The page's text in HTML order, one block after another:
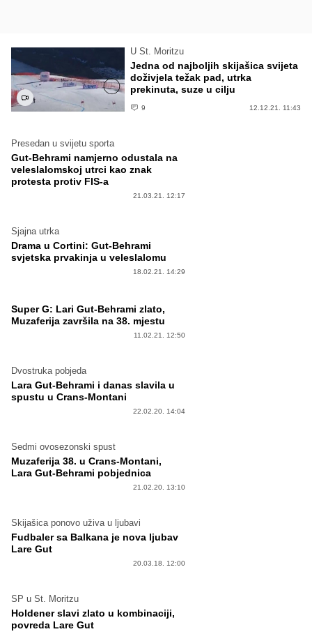
U St. Moritzu
Jedna od najboljih skijašica svijeta
doživjela težak pad, utrka
prekinuta, suze u cilju
9 12.12.21. 11:43
Presedan u svijetu sporta
Gut-Behrami namjerno odustala na
veleslalomskoj utrci kao znak
protesta protiv FIS-a
21.03.21. 12:17
Sjajna utrka
Drama u Cortini: Gut-Behrami
svjetska prvakinja u veleslalomu
18.02.21. 14:29
Super G: Lari Gut-Behrami zlato,
Muzaferija završila na 38. mjestu
11.02.21. 12:50
Dvostruka pobjeda
Lara Gut-Behrami i danas slavila u
spustu u Crans-Montani
22.02.20. 14:04
Sedmi ovosezonski spust
Muzaferija 38. u Crans-Montani,
Lara Gut-Behrami pobjednica
21.02.20. 13:10
Skijašica ponovo uživa u ljubavi
Fudbaler sa Balkana je nova ljubav
Lare Gut
20.03.18. 12:00
SP u St. Moritzu
Holdener slavi zlato u kombinaciji,
povreda Lare Gut